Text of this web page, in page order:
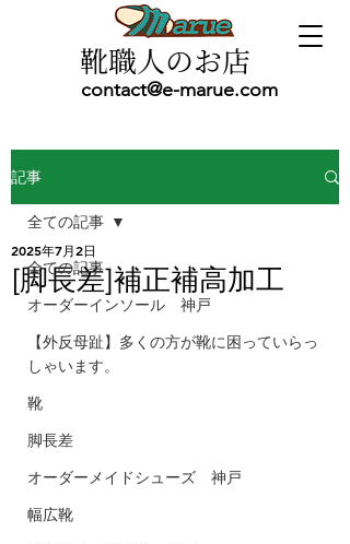
contact@e-marue.com
靴職人のお店
記事
全ての記事
オーダーインソール 神戸
【外反母趾】多くの方が靴に困っていらっ
しゃいます。
靴
脚長差
オーダーメイドシューズ 神戸
幅広靴
全ての記事
[脚長差]補正補高加工
2025年7月2日